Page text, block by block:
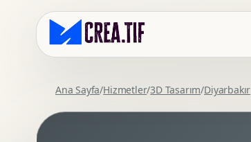
Kurumsal Web Tasarim
Ana Sayfa/Hizmetler/3D Tasarım/Diyarbakır